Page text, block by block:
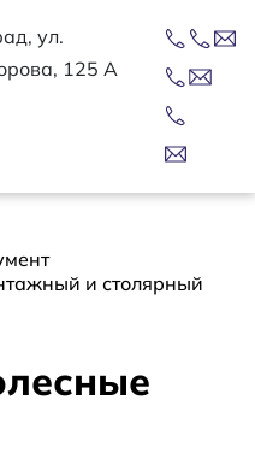
ул.
125 А
и столярный